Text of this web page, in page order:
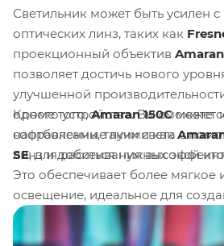
Светильник может быть усилен
оптических линз, таких как
проекционный объектив
позволяет достичь нового
улучшенной
одного устройства. Вы сможете
направленные лучи света с
линз и добиться нужных
Кроме того,Amaran 150Cможет
софтбоксами, такими как
SE, для рассеивания высокой
Это обеспечивает более
освещение, идеальное для
естественных световых эффектов.